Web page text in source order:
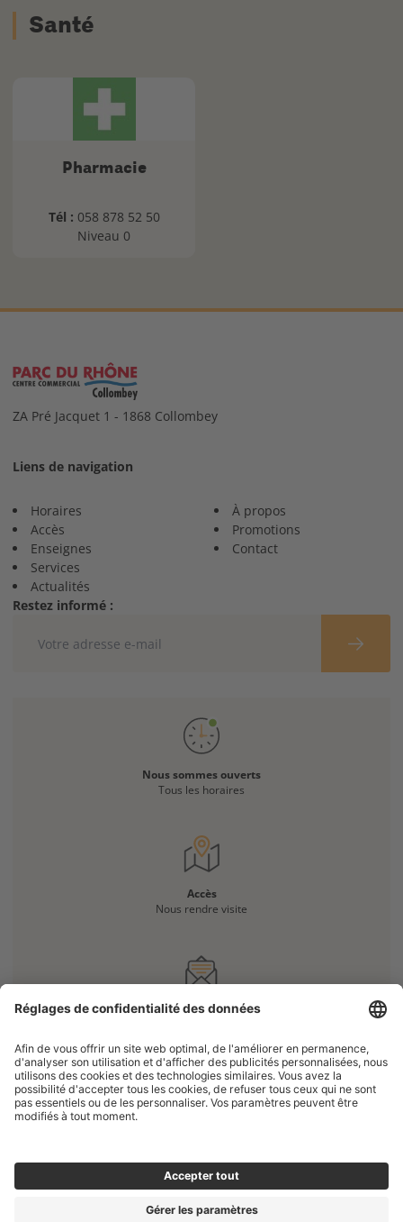
Santé
Pharmacie
Tél : 058 878 52 50
Niveau 0
ZA Pré Jacquet 1 - 1868 Collombey
Liens de navigation
Horaires
Accès
Enseignes
Services
Actualités
À propos
Promotions
Contact
Restez informé :
Nous sommes ouverts
Tous les horaires
Accès
Nous rendre visite
Vous avez une question ?
PROTECTION DES DONNÉES
PARAMÉTRAGE DES COOKIES
COPYRIGHT © 2026